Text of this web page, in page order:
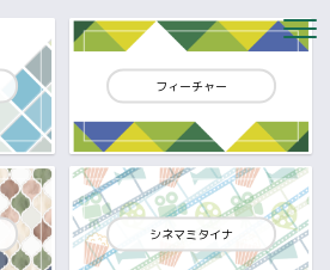
フィーチャー
シネマミタイナ